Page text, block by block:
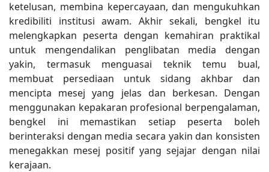
ketelusan, membina kepercayaan, dan mengukuhkan
kredibiliti institusi awam. Akhir sekali, bengkel itu
melengkapkan peserta dengan kemahiran praktikal
untuk mengendalikan penglibatan media dengan
yakin, termasuk menguasai teknik temu bual,
membuat persediaan untuk sidang akhbar dan
mencipta mesej yang jelas dan berkesan. Dengan
menggunakan kepakaran profesional berpengalaman,
bengkel ini memastikan setiap peserta boleh
berinteraksi dengan media secara yakin dan konsisten
menegakkan mesej positif yang sejajar dengan nilai
kerajaan.